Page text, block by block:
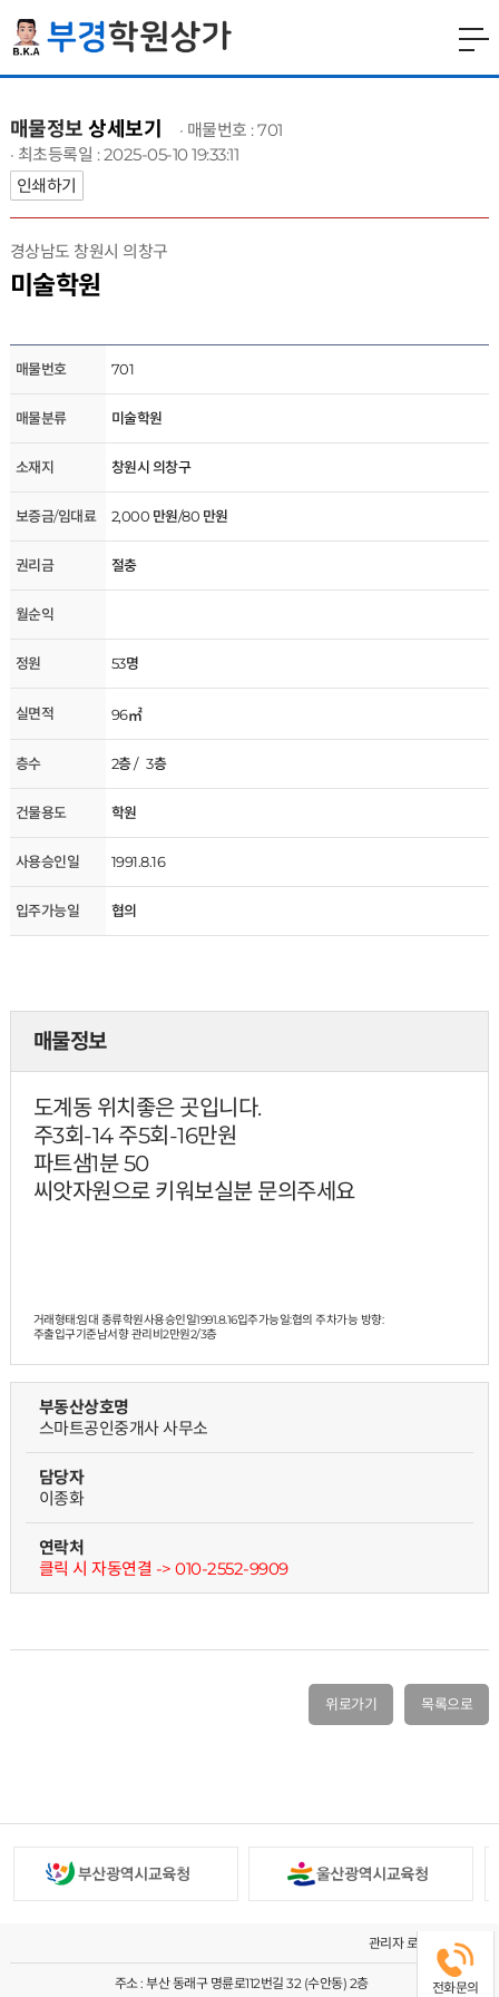
매물정보상세보기
· 매물번호 : 701
· 최초등록일 : 2025-05-10 19:33:11
인쇄하기
경상남도 창원시 의창구
미술학원
매물번호 701
매물분류 미술학원
소재지 창원시 의창구
보증금/임대료 2,000 만원/80 만원
권리금 절충
월순익
정원 53명
실면적 96㎡
층수 2층 / 3층
건물용도 학원
사용승인일 1991.8.16
입주가능일 협의
매물정보
도계동 위치좋은 곳입니다.
주3회-14 주5회-16만원
파트샘1분 50
씨앗자원으로 키워보실분 문의주세요
거래형태:임대 종류학원사용승인일1991.8.16입주가능일:협의 주차가능 방향:
주출입구기준남서향 관리비2만원2/3층
부동산상호명
스마트공인중개사 사무소
담당자
이종화
연락처
클릭 시 자동연결 -> 010-2552-9909
위로가기 목록으로
관리자 로그인
주소 : 부산 동래구 명륜로112번길 32 (수안동) 2층 전화문의